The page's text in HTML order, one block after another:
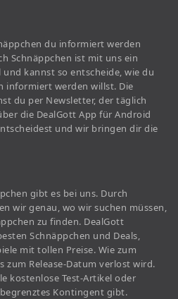
du informiert werden
Schnäppchen ist mit uns ein
kannst so entscheide, wie du
informiert werden willst. Die
du per Newsletter, der täglich
die DealGott App für Android
und wir bringen dir die
gibt es bei uns. Durch
wir genau, wo wir suchen müssen,
zu finden. DealGott
Schnäppchen und Deals,
mit tollen Preise. Wie zum
zum Release-Datum verlost wird.
kostenlose Test-Artikel oder
Kontingent gibt.